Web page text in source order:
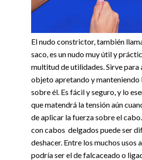
El nudo constrictor, también
saco, es un nudo muy útil y
multitud de utilidades. Sirve para
objeto apretando y manteniendo
sobre él. Es fácil y seguro, y lo
que matendrá la tensión aún
de aplicar la fuerza sobre el cabo.
con cabos delgados puede ser
deshacer. Entre los muchos usos
podría ser el de falcaceado o